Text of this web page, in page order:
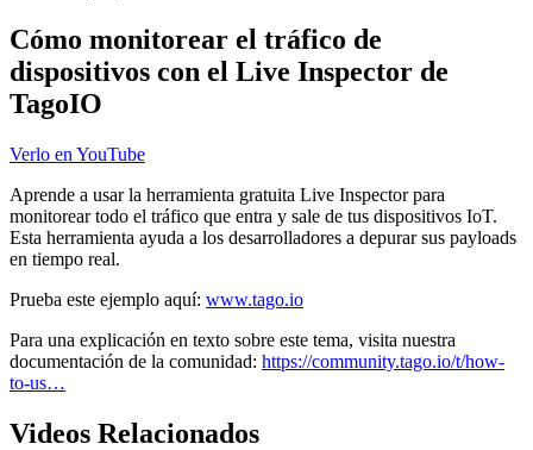
Cómo monitorear el tráfico de
dispositivos con el Live Inspector de
TagoIO
Verlo en YouTube
Aprende a usar la herramienta gratuita Live Inspector para
monitorear todo el tráfico que entra y sale de tus dispositivos IoT.
Esta herramienta ayuda a los desarrolladores a depurar sus payloads
en tiempo real.
Prueba este ejemplo aquí: www.tago.io
Para una explicación en texto sobre este tema, visita nuestra
documentación de la comunidad: https://community.tago.io/t/how-
to-us…
Videos Relacionados